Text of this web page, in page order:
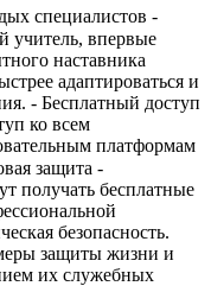
специалистов -
учитель, впервые
наставника
адаптироваться и
- Бесплатный доступ
ко всем
платформам
защита -
получать бесплатные
безопасность.
защиты жизни и
их служебных